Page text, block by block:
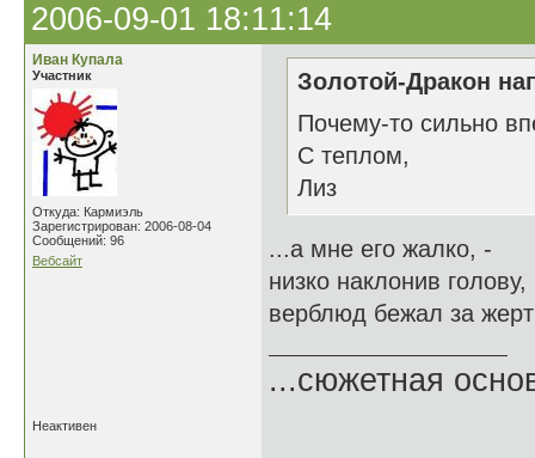
2006-09-01 18:11:14
Иван Купала
Участник
Откуда: Кармиэль
Зарегистрирован: 2006-08-04
Сообщений: 96
Вебсайт
Золотой-Дракон
Почему-то сильно
С теплом,
Лиз
...а мне его жалко, -
низко наклонив
верблюд бежал за
...сюжетная
Неактивен